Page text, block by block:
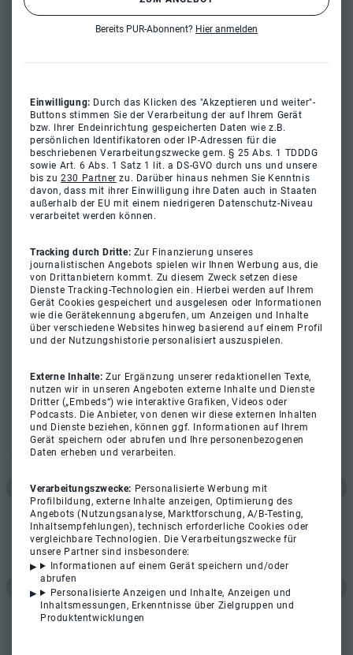
Bereits PUR-Abonnent? Hier anmelden
Einwilligung: Durch das Klicken des "Akzeptieren und weiter"-
Buttons stimmen Sie der Verarbeitung der auf Ihrem Gerät
bzw. Ihrer Endeinrichtung gespeicherten Daten wie z.B.
persönlichen Identifikatoren oder IP-Adressen für die
beschriebenen Verarbeitungszwecke gem. § 25 Abs. 1 TDDDG
sowie Art. 6 Abs. 1 Satz 1 lit. a DS-GVO durch uns und unsere
bis zu230 Partner zu. Darüber hinaus nehmen Sie Kenntnis
davon, dass mit ihrer Einwilligung ihre Daten auch in Staaten
außerhalb der EU mit einem niedrigeren Datenschutz-Niveau
verarbeitet werden können.
Tracking durch Dritte: Zur Finanzierung unseres
journalistischen Angebots spielen wir Ihnen Werbung aus, die
von Drittanbietern kommt. Zu diesem Zweck setzen diese
Dienste Tracking-Technologien ein. Hierbei werden auf Ihrem
Gerät Cookies gespeichert und ausgelesen oder Informationen
wie die Gerätekennung abgerufen, um Anzeigen und Inhalte
über verschiedene Websites hinweg basierend auf einem Profil
und der Nutzungshistorie personalisiert auszuspielen.
Externe Inhalte:Zur Ergänzung unserer redaktionellen Texte,
nutzen wir in unseren Angeboten externe Inhalte und Dienste
Dritter („Embeds“) wie interaktive Grafiken, Videos oder
Podcasts. Die Anbieter, von denen wir diese externen Inhalten
und Dienste beziehen, können ggf. Informationen auf Ihrem
Gerät speichern oder abrufen und Ihre personenbezogenen
Daten erheben und verarbeiten.
Verarbeitungszwecke: Personalisierte Werbung mit
Profilbildung, externe Inhalte anzeigen, Optimierung des
Angebots (Nutzungsanalyse, Marktforschung, A/B-Testing,
Inhaltsempfehlungen), technisch erforderliche Cookies oder
vergleichbare Technologien. Die Verarbeitungszwecke für
unsere Partner sind insbesondere:
Informationen auf einem Gerät speichern und/oder
abrufen
Personalisierte Anzeigen und Inhalte, Anzeigen und
Inhaltsmessungen, Erkenntnisse über Zielgruppen und
Produktentwicklungen